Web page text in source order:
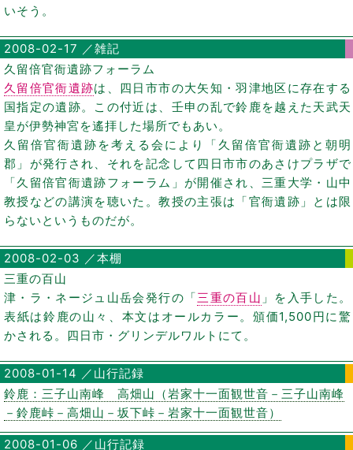
いそう。
2008-02-17 ／雑記
久留倍官衙遺跡フォーラム
久留倍官衙遺跡は、四日市市の大矢知・羽津地区に存在する
国指定の遺跡。この付近は、壬申の乱で鈴鹿を越えた天武天
皇が伊勢神宮を遙拝した場所でもあい。
久留倍官衙遺跡を考える会により「久留倍官衙遺跡と朝明
郡」が発行され、それを記念して四日市市のあさけプラザで
「久留倍官衙遺跡フォーラム」が開催され、三重大学・山中
教授などの講演を聴いた。教授の主張は「官衙遺跡」とは限
らないというものだが。
2008-02-03 ／本棚
三重の百山
津・ラ・ネージュ山岳会発行の「三重の百山 」を入手した。
表紙は鈴鹿の山々、本文はオールカラー。頒価1,500円に驚
かされる。四日市・グリンデルワルトにて。
2008-01-14 ／山行記録
鈴鹿：三子山南峰 高畑山（岩家十一面観世音－三子山南峰
－鈴鹿峠－高畑山－坂下峠－岩家十一面観世音）
2008-01-06 ／山行記録